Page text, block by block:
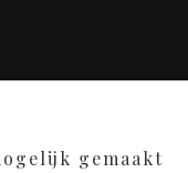
gemaakt